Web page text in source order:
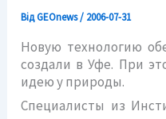
ВідGEOnews/ 2006-07-31
Новую технологию
создали в Уфе. При
идею у природы.
Специалисты из